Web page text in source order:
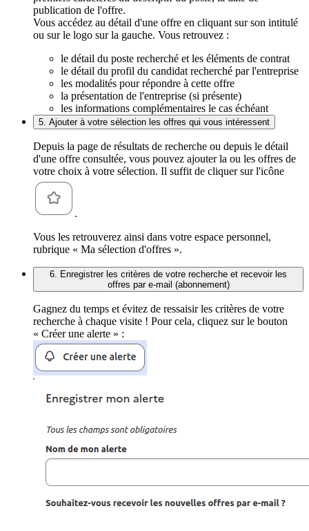
publication de l'offre.
Vous accédez au détail d'une offre en cliquant sur son intitulé
ou sur le logo sur la gauche. Vous retrouvez :
le détail du poste recherché et les éléments de contrat
le détail du profil du candidat recherché par l'entreprise
les modalités pour répondre à cette offre
la présentation de l'entreprise (si présente)
les informations complémentaires le cas échéant
5. Ajouter à votre sélection les offres qui vous intéressent
Depuis la page de résultats de recherche ou depuis le détail
d'une offre consultée, vous pouvez ajouter la ou les offres de
votre choix à votre sélection. Il suffit de cliquer sur l'icône
.
Vous les retrouverez ainsi dans votre espace personnel,
rubrique « Ma sélection d'offres ».
6. Enregistrer les critères de votre recherche et recevoir les
offres par e-mail (abonnement)
Gagnez du temps et évitez de ressaisir les critères de votre
recherche à chaque visite ! Pour cela, cliquez sur le bouton
« Créer une alerte » :